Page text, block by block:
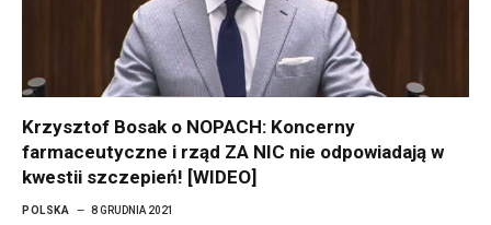
Krzysztof Bosak o NOPACH: Koncerny
farmaceutyczne i rząd ZA NIC nie odpowiadają w
kwestii szczepień! [WIDEO]
POLSKA 8 GRUDNIA 2021